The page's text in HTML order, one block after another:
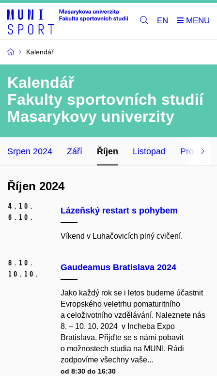
EN
Kalendář
Kalendář
Fakulty sportovních studií
Masarykovy univerzity
Srpen 2024 Září Říjen Listopad Prosinec
Říjen 2024
4. 10.
6. 10.
Lázeňský restart s pohybem
Víkend v Luhačovicích plný cvičení.
8. 10.
10. 10.
Gaudeamus Bratislava 2024
Jako každý rok se i letos budeme účastnit
Evropského veletrhu pomaturitního
a celoživotního vzdělávání. Naleznete nás
8. – 10. 10. 2024 v Incheba Expo
Bratislava. Přijďte se s námi pobavit
o možnostech studia na MUNI. Rádi
zodpovíme všechny vaše...
od 8:30 do 16:30